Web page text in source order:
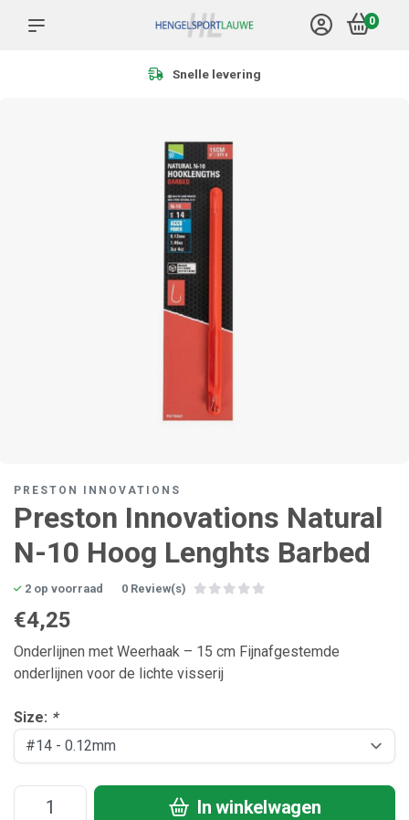
0
Meer dan 1.000 producten
PRESTON INNOVATIONS
Preston Innovations Natural
N-10 Hoog Lenghts Barbed
2 op voorraad 0 Review(s)
€4,25
Onderlijnen met Weerhaak – 15 cm Fijnafgestemde
onderlijnen voor de lichte visserij
Size: *
In winkelwagen